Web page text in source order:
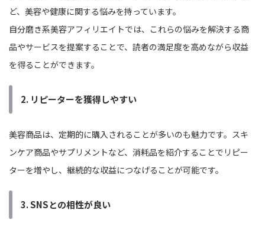
ど、美容や健康に関する悩みを持っています。
自分磨き系美容アフィリエイトでは、これらの悩みを解決する商
品やサービスを提案することで、読者の満足度を高めながら収益
を得ることができます。
2. リピーターを獲得しやすい
美容商品は、定期的に購入されることが多いのも魅力です。スキ
ンケア商品やサプリメントなど、消耗品を紹介することでリピー
ターを増やし、継続的な収益につなげることが可能です。
3.SNSとの相性が良い